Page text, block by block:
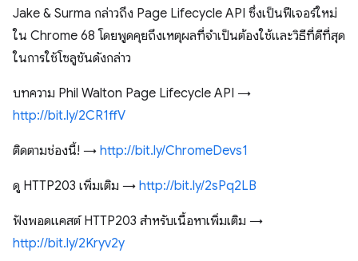
Jake & Surma กล่าวถึง Page Lifecycle API ซึ่งเป็นฟีเจอร์ใหม่
ใน Chrome 68 โดยพูดคุยถึงเหตุผลที่จำเป็นต้องใช้และวิธีที่ดีที่สุด
ในการใช้โซลูชันดังกล่าว
บทความ Phil Walton Page Lifecycle API →
http://bit.ly/2CR1ffV
ติดตามช่องนี้! → http://bit.ly/ChromeDevs1
ดู HTTP203 เพิ่มเติม → http://bit.ly/2sPq2LB
ฟังพอดแคสต์ HTTP203 สำหรับเนื้อหาเพิ่มเติม →
http://bit.ly/2Kryv2y